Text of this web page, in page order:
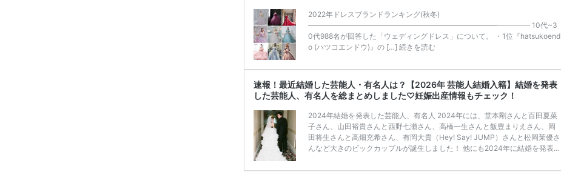
2022年ドレスブランドランキング(秋冬)
——————————————————————————————– 10代~3
0代988名が回答した「ウェディングドレス」について。 ・1位『hatsukoend
o (ハツコエンドウ)』の […] 続きを読む
速報！最近結婚した芸能人・有名人は？【2026年 芸能人結婚入籍】結婚を発表
した芸能人、有名人を総まとめしました♡妊娠出産情報もチェック！
2024年結婚を発表した芸能人、有名人 2024年には、堂本剛さんと百田夏菜
子さん、山田裕貴さんと西野七瀬さん、高橋一生さんと飯豊まりえさん、岡
田将生さんと高畑充希さん、有岡大貴（Hey! Say! JUMP）さんと松岡茉優さ
んなど大きのビックカップルが誕生しました！ 他にも2024年に結婚を発表し
24年 芸能人結婚入籍】結婚を発表した芸能人、有名人を総まとめしました♡